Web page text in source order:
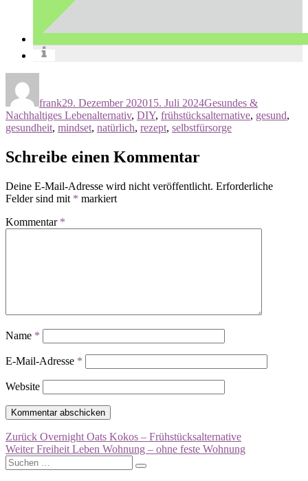
frank29. Dezember 202015. Juli 2024Gesundes &
Nachhaltiges LebenSchlagwörter
alternativ, DIY, frühstücksalternative, gesund,
gesundheit, mindset, natürlich, rezept, selbstfürsorge
Schreibe einen Kommentar
Deine E-Mail-Adresse wird nicht veröffentlicht. Erforderliche
Felder sind mit * markiert
Kommentar *
Name *
E-Mail-Adresse *
Website
Beitragsnavigation
Zurück Vorheriger
Beitrag:
Overnight Oats Kokos – Frühstücksalternative
Weiter Nächster
Beitrag:
Freiheit Leben Wohnung – ohne feste Wohnung
Suchen
nach:
Suchen